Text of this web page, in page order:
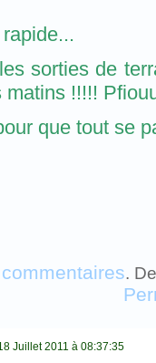
sorties de
matins !!!!!
que tout se
.
Juillet 2011 à 08:37:35